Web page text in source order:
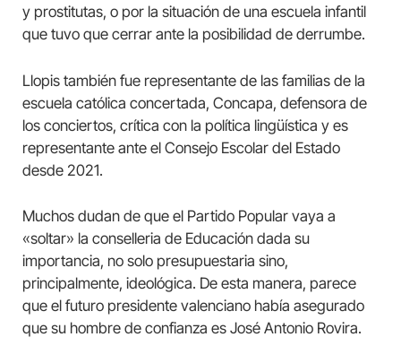
y prostitutas, o por la situación de una escuela infantil
que tuvo que cerrar ante la posibilidad de derrumbe.
Llopis también fue representante de las familias de la
escuela católica concertada, Concapa, defensora de
los conciertos, crítica con la política lingüística y es
representante ante el Consejo Escolar del Estado
desde 2021.
Muchos dudan de que el Partido Popular vaya a
«soltar» la conselleria de Educación dada su
importancia, no solo presupuestaria sino,
principalmente, ideológica. De esta manera, parece
que el futuro presidente valenciano había asegurado
que su hombre de confianza es José Antonio Rovira.